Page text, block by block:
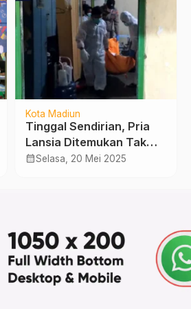
Kota Madiun
Tinggal Sendirian, Pria
Lansia Ditemukan Tak
Bernyawa di Kamar
calendar_monthSelasa, 20 Mei 2025